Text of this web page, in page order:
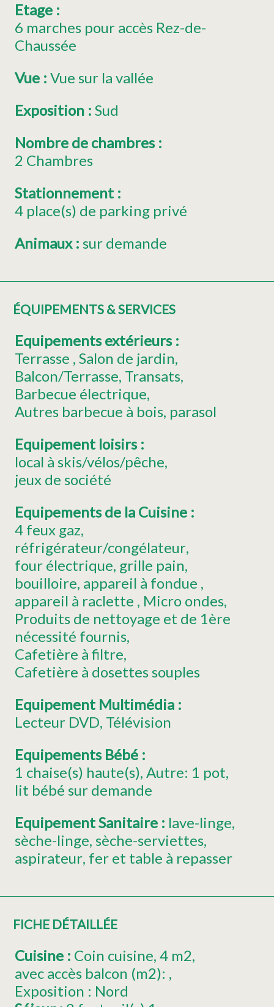
Etage :
6 marches pour accès Rez-de-
Chaussée
Vue : Vue sur la vallée
Exposition : Sud
Nombre de chambres :
2 Chambres
Stationnement :
4 place(s) de parking privé
Animaux : sur demande
ÉQUIPEMENTS & SERVICES
Equipements extérieurs :
Terrasse Salon de jardin
Balcon/Terrasse Transats
Barbecue électrique
Autres barbecue à bois parasol
Equipement loisirs :
local à skis/vélos/pêche
jeux de société
Equipements de la Cuisine :
4 feux gaz
réfrigérateur/congélateur
four électrique grille pain
bouilloire appareil à fondue
appareil à raclette
Micro ondes
Produits de nettoyage et de 1ère
nécessité fournis
Cafetière à filtre
Cafetière à dosettes souples
Equipement Multimédia :
Lecteur DVD Télévision
Equipements Bébé :
1 chaise(s) haute(s) Autre: 1 pot
lit bébé sur demande
Equipement Sanitaire : lave-linge
sèche-linge sèche-serviettes
aspirateur fer et table à repasser
FICHE DÉTAILLÉE
Cuisine : Coin cuisine 4 m2
avec accès balcon (m2):
Exposition : Nord